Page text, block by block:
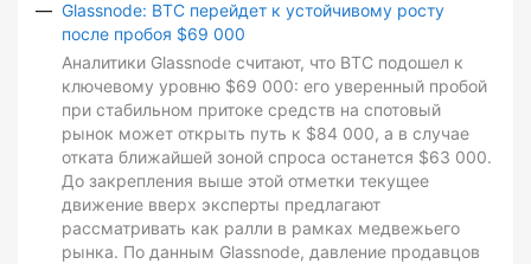
Glassnode: BTC перейдет к устойчивому росту
после пробоя $69 000
Аналитики Glassnode считают, что BTC подошел к
ключевому уровню $69 000: его уверенный пробой
при стабильном притоке средств на спотовый
рынок может открыть путь к $84 000, а в случае
отката ближайшей зоной спроса останется $63 000.
До закрепления выше этой отметки текущее
движение вверх эксперты предлагают
рассматривать как ралли в рамках медвежьего
рынка. По данным Glassnode, давление продавцов